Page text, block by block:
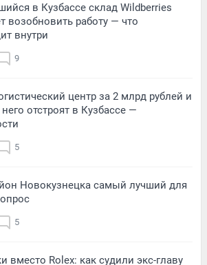
в Кузбассе склад Wildberries
возобновить работу — что
внутри
9
центр за 2 млрд рублей и
отстроят в Кузбассе —
5
Новокузнецка самый лучший для
5
вместо Rolex: как судили экс-главу